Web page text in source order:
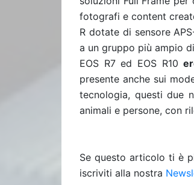
fotografi e content
R dotate di sensore
a un gruppo più ampio
EOS R7 ed EOS R10
presente anche sui
tecnologia, questi due
animali e persone, con
Se questo articolo ti è
iscriviti alla nostra